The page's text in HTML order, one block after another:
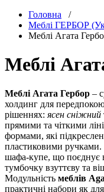
Головна /
Меблі ГЕРБОР
Меблi Агата
Меблi
Меблі Агата Гербор –
холдинг для
рішеннях: ясен сніжний
прямими та чіткими
формами, які
пластиковими ручками.
шафа-купе, що поєднує в
тумбочку взуттєву та
Модульність меблів
практичні набори як